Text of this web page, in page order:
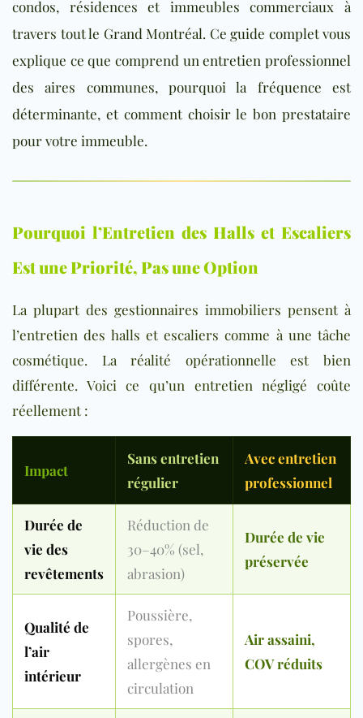
condos, résidences et immeubles commerciaux à
travers tout le Grand Montréal. Ce guide complet vous
explique ce que comprend un entretien professionnel
des aires communes, pourquoi la fréquence est
déterminante, et comment choisir le bon prestataire
pour votre immeuble.
Pourquoi l’Entretien des Halls et Escaliers
Est une Priorité, Pas une Option
La plupart des gestionnaires immobiliers pensent à
l’entretien des halls et escaliers comme à une tâche
cosmétique. La réalité opérationnelle est bien
différente. Voici ce qu’un entretien négligé coûte
réellement :
Impact
Sans entretien
régulier
Avec entretien
professionnel
Durée de
vie des
revêtements
Réduction de
30–40% (sel,
abrasion)
Durée de vie
préservée
Qualité de
l’air
intérieur
Poussière,
spores,
allergènes en
circulation
Air assaini,
COV réduits